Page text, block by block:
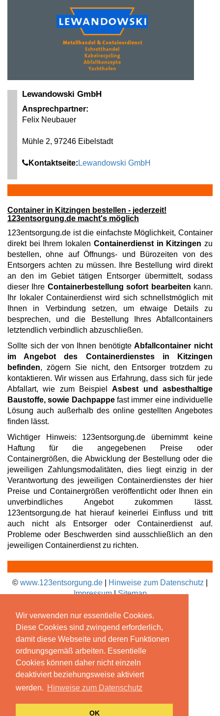
Wir verwenden nur essentielle Cookies.
Diese Cookies sind zwingend erforderlich,
damit diese Webseite und deren Funktionen
ordnungsgemäß arbeiten. Essentielle
Cookies können daher nicht einzeln
deaktiviert beziehungsweise aktiviert
werden. Hinweise zum Datenschutz
OK
Lewandowski GmbH
Ansprechpartner:
Felix Neubauer
Mühle 2, 97246 Eibelstadt
Kontaktseite: Lewandowski GmbH
Container in Kitzingen bestellen - jederzeit!
123entsorgung.de macht's möglich
123entsorgung.de ist die einfachste Möglichkeit, Container
direkt bei Ihrem lokalen Containerdienst in Kitzingen zu
bestellen, ohne auf Öffnungs- und Bürozeiten von des
Entsorgers achten zu müssen. Ihre Bestellung wird direkt
an den im Gebiet tätigen Entsorger übermittelt, sodass
dieser Ihre Containerbestellung sofort bearbeiten kann.
Ihr lokaler Containerdienst wird sich schnellstmöglich mit
Ihnen in Verbindung setzen, um etwaige Details zu
besprechen, und die Bestellung Ihres Abfallcontainers
letztendlich verbindlich abzuschließen.
Sollte sich der von Ihnen benötigteAbfallcontainer nicht
im Angebot des Containerdienstes in Kitzingen
befinden, zögern Sie nicht, den Entsorger trotzdem zu
kontaktieren. Wir wissen aus Erfahrung, dass sich für jede
Abfallart, wie zum BeispielAsbest und asbesthaltige
Baustoffe, sowie Dachpappefast immer eine individuelle
Lösung auch außerhalb des online gestellten Angebotes
finden lässt.
Wichtiger Hinweis: 123entsorgung.de übernimmt keine
Haftung für die angegebenen Preise oder
Containergrößen, die Abwicklung der Bestellung oder die
jeweiligen Zahlungsmodalitäten, dies liegt einzig in der
Verantwortung des jeweiligen Containerdienstes der hier
Preise und Containergrößen veröffentlicht oder Ihnen ein
unverbindliches Angebot zukommen lässt.
123entsorgung.de hat hierauf keinerlei Einfluss und tritt
auch nicht als Entsorger oder Containerdienst auf.
Probleme oder Beschwerden sind ausschließlich an den
jeweiligen Containerdienst zu richten.
© www.123entsorgung.de Hinweise zum Datenschutz
Impressum|Sitemap